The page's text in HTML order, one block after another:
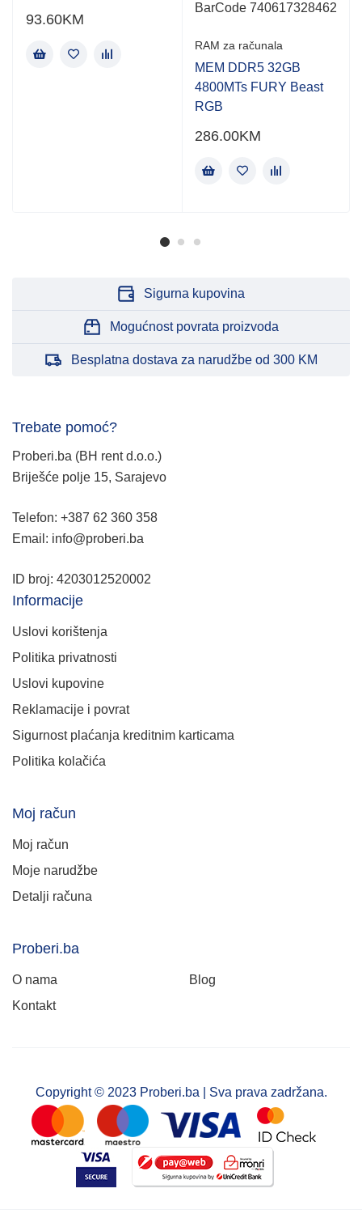
93.60KM
BarCode 740617328462
RAM za računala
MEM DDR5 32GB
4800MTs FURY Beast
RGB
286.00KM
Sigurna kupovina
Mogućnost povrata proizvoda
Besplatna dostava za narudžbe od 300 KM
Trebate pomoć?
Proberi.ba (BH rent d.o.o.)
Briješće polje 15, Sarajevo
Telefon: +387 62 360 358
Email: info@proberi.ba
ID broj: 4203012520002
Informacije
Uslovi korištenja
Politika privatnosti
Uslovi kupovine
Reklamacije i povrat
Sigurnost plaćanja kreditnim karticama
Politika kolačića
Moj račun
Moj račun
Moje narudžbe
Detalji računa
Proberi.ba
O nama
Blog
Kontakt
Copyright © 2023 Proberi.ba | Sva prava zadržana.